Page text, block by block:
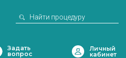
Задать
вопрос